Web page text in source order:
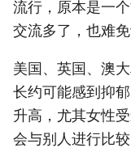
流行，原本是一
交流多了，也难
美国、英国、澳
长约可能感到抑
升高，尤其女性
会与别人进行比